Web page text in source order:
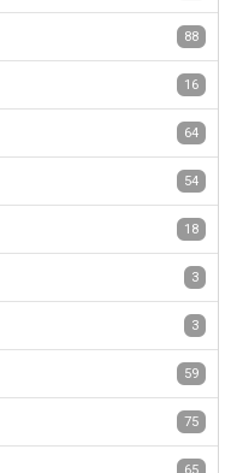
88
16
64
54
18
3
3
59
75